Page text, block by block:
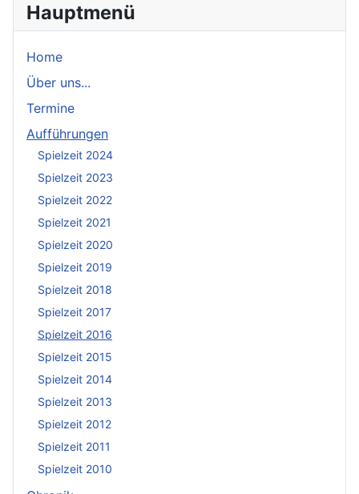
Hauptmenü
Home
Über uns...
Termine
Aufführungen
Spielzeit 2024
Spielzeit 2023
Spielzeit 2022
Spielzeit 2021
Spielzeit 2020
Spielzeit 2019
Spielzeit 2018
Spielzeit 2017
Spielzeit 2016
Spielzeit 2015
Spielzeit 2014
Spielzeit 2013
Spielzeit 2012
Spielzeit 2011
Spielzeit 2010